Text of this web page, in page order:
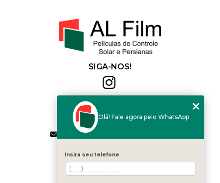
SIGA-NOS!
(11) 2564-4684
(11) 94168-2041
contato.vendas@alfilm.com.br
MENU
HOME
QUEM SOMOS
Olá! Fale agora pelo WhatsApp
Insira seu telefone